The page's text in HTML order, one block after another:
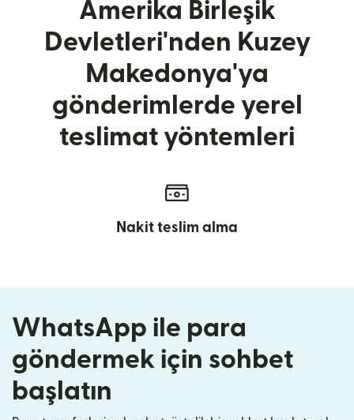
Amerika Birleşik
Devletleri'nden Kuzey
Makedonya'ya
gönderimlerde yerel
teslimat yöntemleri
Nakit teslim alma
WhatsApp ile para
göndermek için sohbet
başlatın